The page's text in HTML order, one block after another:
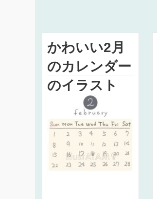
かわいい2月
のカレンダー
のイラスト